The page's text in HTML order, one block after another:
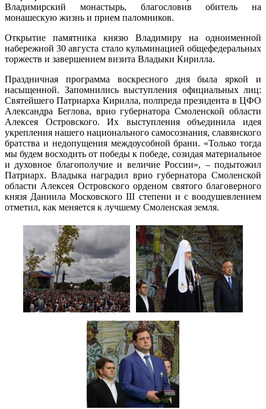
Владимирский монастырь, благословив обитель на
монашескую жизнь и прием паломников.
Открытие памятника князю Владимиру на одноименной
набережной 30 августа стало кульминацией общефедеральных
торжеств и завершением визита Владыки Кирилла.
Праздничная программа воскресного дня была яркой и
насыщенной. Запомнились выступления официальных лиц:
Святейшего Патриарха Кирилла, полпреда президента в ЦФО
Александра Беглова, врио губернатора Смоленской области
Алексея Островского. Их выступления объединила идея
укрепления нашего национального самосознания, славянского
братства и недопущения междоусобной брани. «Только тогда
мы будем восходить от победы к победе, созидая материальное
и духовное благополучие и величие России», – подытожил
Патриарх. Владыка наградил врио губернатора Смоленской
области Алексея Островского орденом святого благоверного
князя Даниила Московского III степени и с воодушевлением
отметил, как меняется к лучшему Смоленская земля.